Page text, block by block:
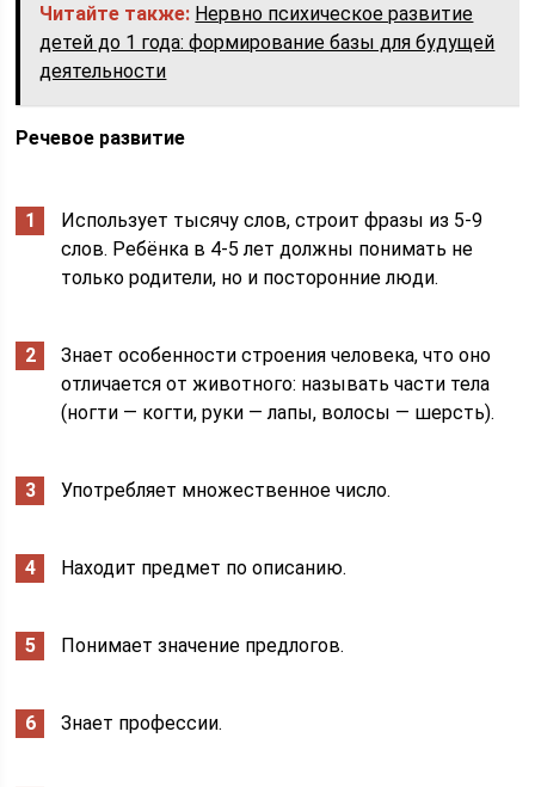
Читайте также: Нервно психическое развитие
детей до 1 года: формирование базы для будущей
деятельности
Речевое развитие
Использует тысячу слов, строит фразы из 5-9
слов. Ребёнка в 4-5 лет должны понимать не
только родители, но и посторонние люди.
Знает особенности строения человека, что оно
отличается от животного: называть части тела
(ногти — когти, руки — лапы, волосы — шерсть).
Употребляет множественное число.
Находит предмет по описанию.
Понимает значение предлогов.
Знает профессии.